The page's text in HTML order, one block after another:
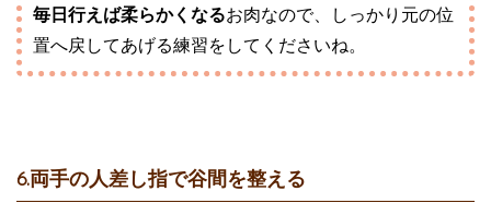
毎日行えば柔らかくなるお肉なので、しっかり元の位
置へ戻してあげる練習をしてくださいね。
6.両手の人差し指で谷間を整える